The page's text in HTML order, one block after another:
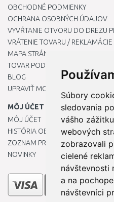
Súbory
sledovania
vášho
webových
zobrazovali
cielené
návštevnosti
a na
návštevníci
OBCHODNÉ PODMIENKY
OCHRANA OSOBNÝCH ÚDAJOV
VYVŔTANIE OTVORU DO DREZU
VRÁTENIE TOVARU / REKLAMÁCIE
MAPA STRÁNOK
TOVAR PODĽA ZNAČIEK
BLOG
UPRAVIŤ MOJE PREDVOĽBY
MÔJ ÚČET
MÔJ ÚČET
HISTÓRIA OBJEDNÁVOK
ZOZNAM PRIANÍ
NOVINKY